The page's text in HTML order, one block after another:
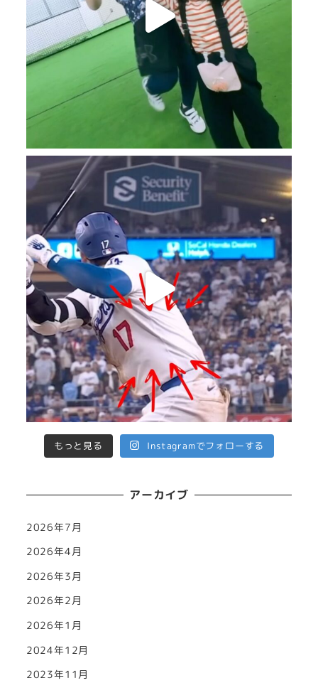
もっと見る Instagramでフォローする
アーカイブ
2026年7月
2026年4月
2026年3月
2026年2月
2026年1月
2024年12月
2023年11月